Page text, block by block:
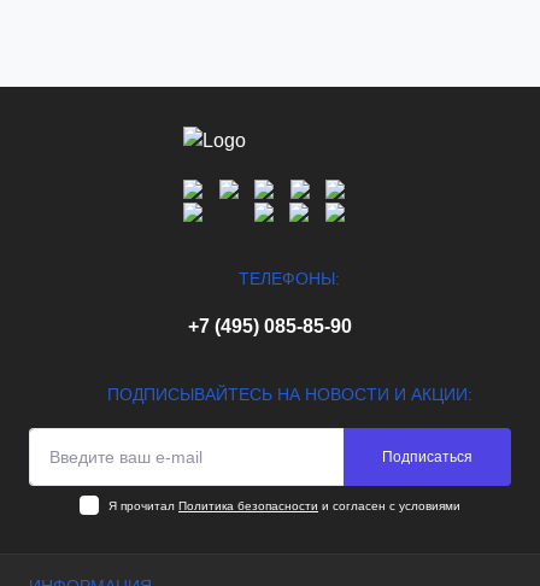
ТЕЛЕФОНЫ:
+7 (495) 085-85-90
ПОДПИСЫВАЙТЕСЬ НА НОВОСТИ И АКЦИИ:
Подписаться
Я прочитал Политика безопасности и согласен с условиями